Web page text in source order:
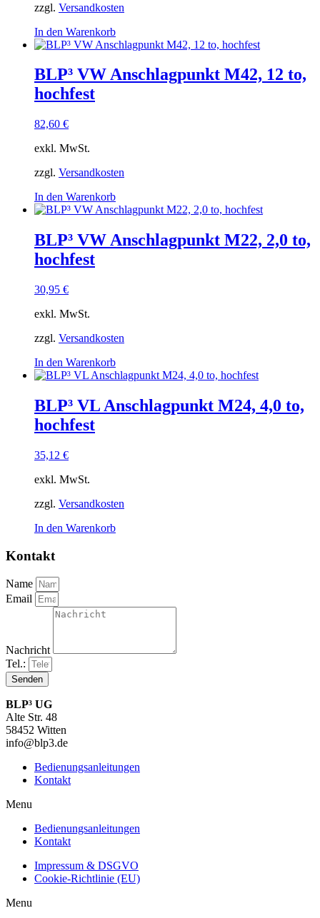
zzgl. Versandkosten
In den Warenkorb
BLP³ VW Anschlagpunkt M42, 12 to,
hochfest
82,60 €
exkl. MwSt.
zzgl. Versandkosten
In den Warenkorb
BLP³ VW Anschlagpunkt M22, 2,0 to,
hochfest
30,95 €
exkl. MwSt.
zzgl. Versandkosten
In den Warenkorb
BLP³ VL Anschlagpunkt M24, 4,0 to,
hochfest
35,12 €
exkl. MwSt.
zzgl. Versandkosten
In den Warenkorb
Kontakt
Name
Email
Nachricht
Tel.:
Senden
BLP³ UG
Alte Str. 48
58452 Witten
info@blp3.de
Bedienungsanleitungen
Kontakt
Menu
Bedienungsanleitungen
Kontakt
Impressum & DSGVO
Cookie-Richtlinie (EU)
Menu